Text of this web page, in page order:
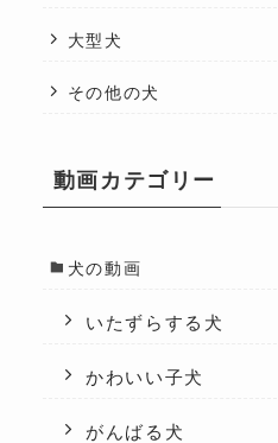
大型犬
その他の犬
動画カテゴリー
犬の動画
いたずらする犬
かわいい子犬
がんばる犬